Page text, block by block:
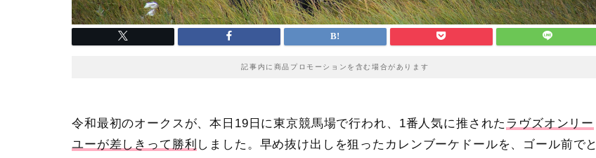
記事内に商品プロモーションを含む場合があります
令和最初のオークスが、本日19日に東京競馬場で行われ、1番人気に推された ラヴズオンリー
ユーが差しきって勝利 しました。早め抜け出しを狙ったカレンブーケドールを、ゴール前でと